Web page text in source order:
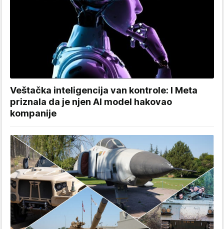
Veštačka inteligencija van kontrole: I Meta
priznala da je njen AI model hakovao
kompanije